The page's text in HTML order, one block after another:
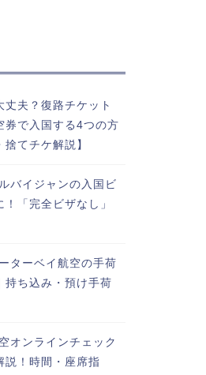
丈夫？復路チケット
券で入国する4つの方
てチケ解説】
バイジャンの入国ビ
「完全ビザなし」
ターベイ航空の手荷
持ち込み・預け手荷
オンラインチェック
説！時間・座席指